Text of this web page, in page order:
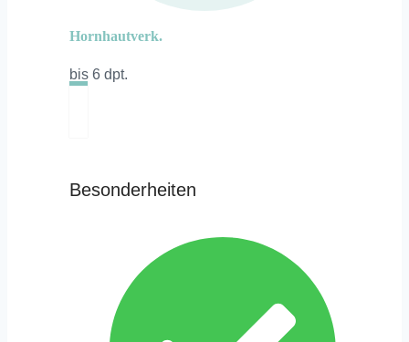
Hornhautverk.
bis 6 dpt.
Besonderheiten